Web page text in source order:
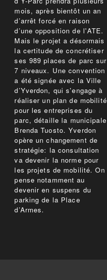
mois, après bientôt un an
d’arrêt forcé en raison
d’une opposition de l'ATE.
Mais le projet a désormais
la certitude de concrétiser
ses 989 places de parc sur
7 niveaux. Une convention
a été signée avec la Ville
d’Yverdon, qui s'engage à
réaliser un plan de mobilité
pour les entreprises du
parc, détaille la municipale
Brenda Tuosto. Yverdon
opère un changement de
stratégie: la consultation
va devenir la norme pour
les projets de mobilité. On
pense notamment au
devenir en suspens du
parking de la Place
d’Armes.